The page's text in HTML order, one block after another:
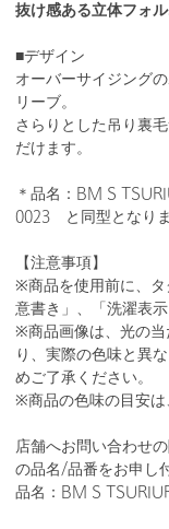
抜け感ある立体フォ
■デザイン
オーバーサイジング
リーブ。
さらりとした吊り裏
だけます。
＊品名：BM S
0023 と同型となりま
【注意事項】
※商品を使用前に、タ
意書き」、「洗濯表
※商品画像は、光の当
り、実際の色味と異
めご了承ください。
※商品の色味の目安は
店舗へお問い合わせ
の品名/品番をお申し
品名：BM S